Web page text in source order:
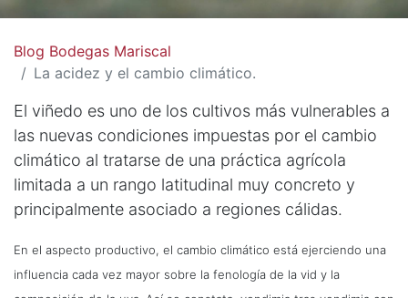
Blog Bodegas Mariscal
La acidez y el cambio climático.
El viñedo es uno de los cultivos más vulnerables a
las nuevas condiciones impuestas por el cambio
climático al tratarse de una práctica agrícola
limitada a un rango latitudinal muy concreto y
principalmente asociado a regiones cálidas.
En el aspecto productivo, el cambio climático está ejerciendo una
influencia cada vez mayor sobre la fenología de la vid y la